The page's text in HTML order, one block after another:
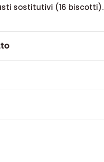
sostitutivi (16 biscotti).